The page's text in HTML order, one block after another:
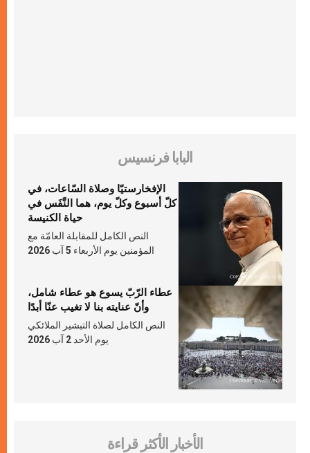
البابا فرنسيس
الإفخارستيّا وصلاة السّاعات، في
كلّ أسبوع وكلّ يوم، هما النَّفَس في
حياة الكنيسة
النص الكامل للمقابلة العامّة مع
المؤمنين يوم الأربعاء 5 آب 2026
عطاء الرّبّ يسوع هو عطاء شامل،
وأنّ عنايته بنا لا تغيب عنّا أبدًا
النص الكامل لصلاة التبشير الملائكي
يوم الأحد 2 آب 2026
الأخبار الأكثر قراءة